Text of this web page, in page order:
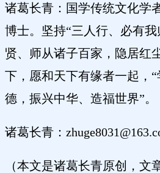
诸葛长青：国学传统文化学
博士。坚持“三人行、必有
贤、师从诸子百家，隐居红
下，愿和天下有缘者一起，
德，振兴中华、造福世界”。
诸葛长青：
（本文是诸葛长青原创，文